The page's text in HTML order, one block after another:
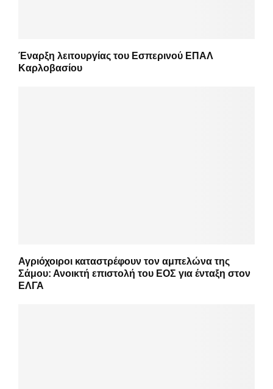
Έναρξη λειτουργίας του Εσπερινού ΕΠΑΛ
Καρλοβασίου
Αγριόχοιροι καταστρέφουν τον αμπελώνα της
Σάμου: Ανοικτή επιστολή του ΕΟΣ για ένταξη στον
ΕΛΓΑ